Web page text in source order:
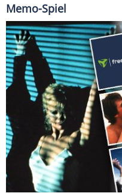
Memo-Spiel